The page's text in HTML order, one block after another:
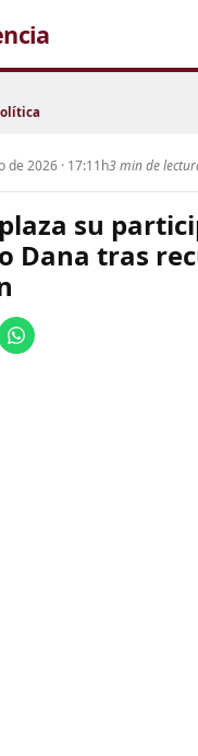
de 2026 · 17:11h3 min de
su
Dana tras